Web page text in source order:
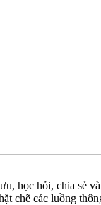
học hỏi, chia sẻ
chẽ các luồng